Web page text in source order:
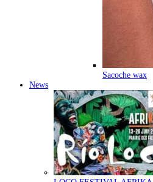
Sacoche wax
News